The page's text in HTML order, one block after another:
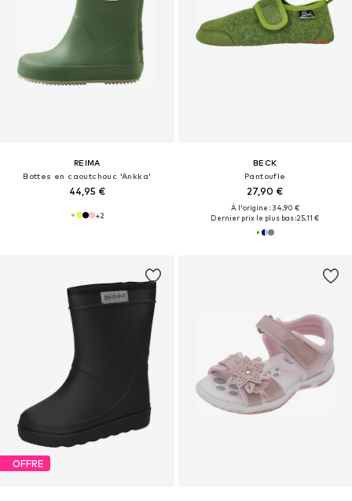
REIMA
Bottes en caoutchouc 'Ankka'
44,95 €
+2
BECK
Pantoufle
27,90 €
À l'origine : 34,90 €
Dernier prix le plus bas :25,11 €
OFFRE